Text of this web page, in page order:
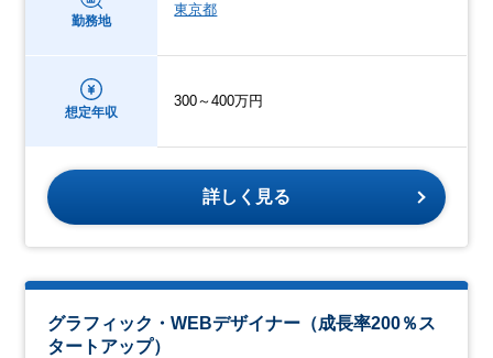
勤務地
東京都
想定年収
300～400万円
詳しく見る
グラフィック・WEBデザイナー（成長率200％ス
タートアップ）